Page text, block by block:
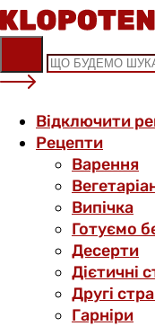
Skip
to
content
Відключити
Рецепти
Варення
Випічка
Готуємо
Десерти
Дієтичні
Другі
Гарніри